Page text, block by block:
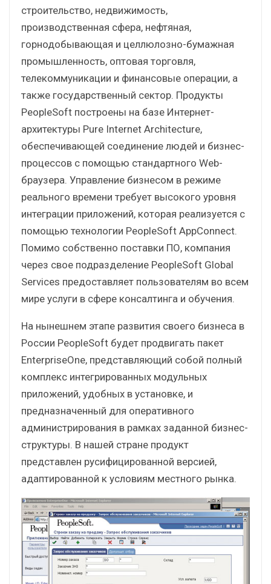
строительство, недвижимость,
производственная сфера, нефтяная,
горнодобывающая и целлюлозно-бумажная
промышленность, оптовая торговля,
телекоммуникации и финансовые операции, а
также государственный сектор. Продукты
PeopleSoft построены на базе Интернет-
архитектуры Pure Internet Architecture,
обеспечивающей соединение людей и бизнес-
процессов с помощью стандартного Web-
браузера. Управление бизнесом в режиме
реального времени требует высокого уровня
интеграции приложений, которая реализуется с
помощью технологии PeopleSoft AppConnect.
Помимо собственно поставки ПО, компания
через свое подразделение PeopleSoft Global
Services предоставляет пользователям во всем
мире услуги в сфере консалтинга и обучения.
На нынешнем этапе развития своего бизнеса в
России PeopleSoft будет продвигать пакет
EnterpriseOne, представляющий собой полный
комплекс интегрированных модульных
приложений, удобных в установке, и
предназначенный для оперативного
администрирования в рамках заданной бизнес-
структуры. В нашей стране продукт
представлен русифицированной версией,
адаптированной к условиям местного рынка.